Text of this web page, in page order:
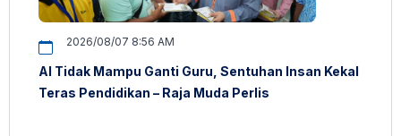
2026/08/07 8:56 AM
AI Tidak Mampu Ganti Guru, Sentuhan Insan Kekal
Teras Pendidikan – Raja Muda Perlis